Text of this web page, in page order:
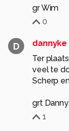
gr Wim
0
D dannyke
Ter
veel te
Scherp
grt Danny
1